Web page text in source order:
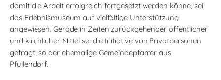
damit die Arbeit erfolgreich fortgesetzt werden könne, sei
das Erlebnismuseum auf vielfältige Unterstützung
angewiesen. Gerade in Zeiten zurückgehender öffentlicher
und kirchlicher Mittel sei die Initiative von Privatpersonen
gefragt, so der ehemalige Gemeindepfarrer aus
Pfullendorf.